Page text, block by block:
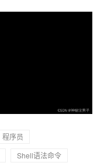
程序员
Shell语法命令